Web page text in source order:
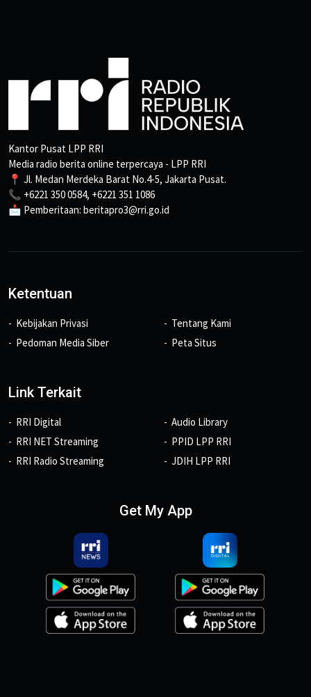
Kantor Pusat LPP RRI
Media radio berita online terpercaya - LPP RRI
📍 Jl. Medan Merdeka Barat No.4-5, Jakarta Pusat.
📞 +6221 350 0584, +6221 351 1086
📩 Pemberitaan: beritapro3@rri.go.id
Ketentuan
Kebijakan Privasi
Pedoman Media Siber
Tentang Kami
Peta Situs
Link Terkait
RRI Digital
RRI NET Streaming
RRI Radio Streaming
Audio Library
PPID LPP RRI
JDIH LPP RRI
Get My App